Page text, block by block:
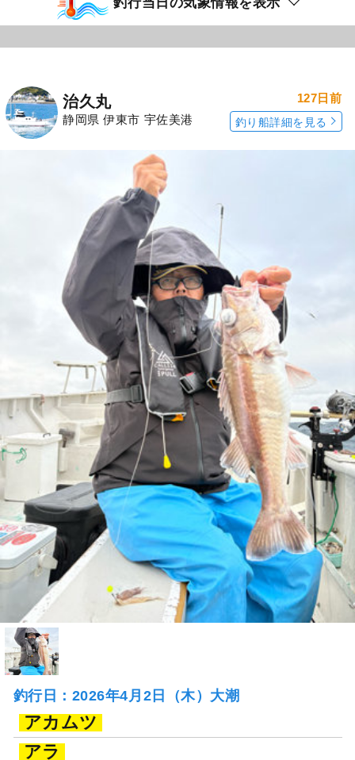
治久丸
静岡県 伊東市 宇佐美港
127日前
釣り船詳細を見る
釣行日：2026年4月2日（木）大潮
アカムツ
アラ